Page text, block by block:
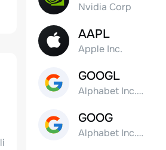
Nvidia Corp
AAPL
Apple Inc.
GOOGL
Alphabet Inc. Class A Common Stock
GOOG
Alphabet Inc. Class C Capital Stock